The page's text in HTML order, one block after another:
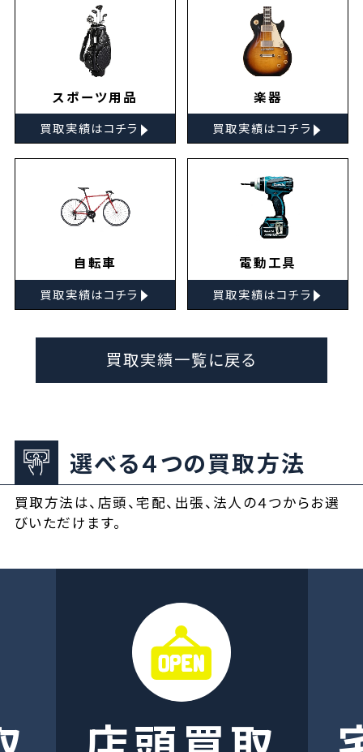
スポーツ用品
買取実績はコチラ ▸
楽器
買取実績はコチラ ▸
自転車
買取実績はコチラ ▸
電動工具
買取実績はコチラ ▸
買取実績一覧に戻る
選べる４つの買取方法
買取方法は、店頭、宅配、出張、法人の４つからお選
びいただけます。